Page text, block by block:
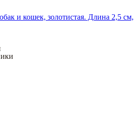
и кошек, золотистая. Длина 2,5 см,